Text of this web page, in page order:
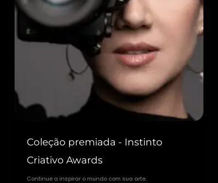
Coleção premiada - Instinto
Criativo Awards
Continue a inspirar o mundo com sua arte.